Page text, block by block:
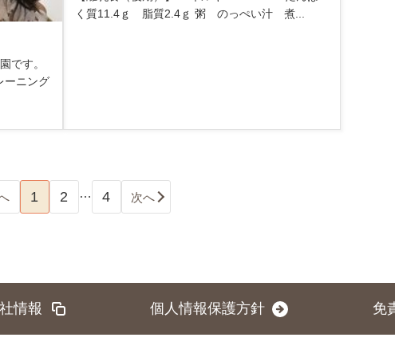
です。
ーニング
く質11.4ｇ 脂質2.4ｇ 粥 のっぺい汁 煮...
1 2 … 4 次へ
情報 個人情報保護方針 免